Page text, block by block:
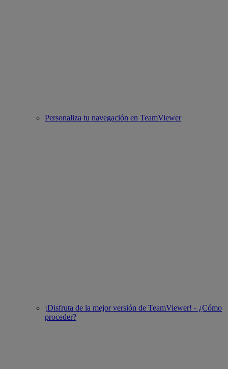
Personaliza tu navegación en TeamViewer
¡Disfruta de la mejor versión de TeamViewer! - ¿Cómo
proceder?